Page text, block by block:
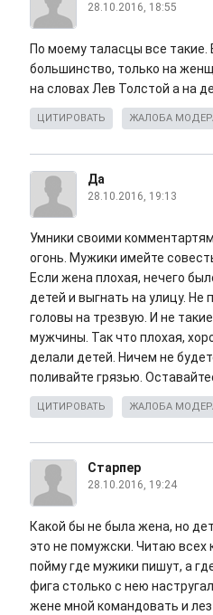
28.10.2016, 18:55
По моему таласцы все такие.
большинство, только на
на словах Лев Толстой а на
ЦИТИРОВАТЬ ЖАЛОБА
Да
28.10.2016, 19:13
Умники своими
огонь. Мужики имейте
Если жена плохая, нечего
детей и выгнать на улицу. Не
головы на трезвую. И не
мужчины. Так что плохая,
делали детей. Ничем не
поливайте грязью.
ЦИТИРОВАТЬ ЖАЛОБА
Старпер
28.10.2016, 19:24
Какой бы не была жена, но
это не помужски. Читаю всех
пойму где мужики пишут, а
фига столько с нею
жене мной командовать и